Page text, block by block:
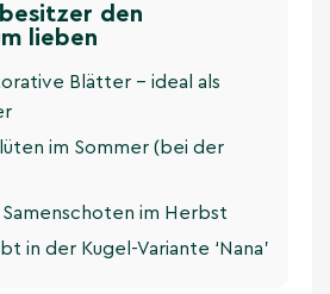
den
lieben
Blätter – ideal als
im Sommer (bei der
im Herbst
in der Kugel-Variante ‘Nana’